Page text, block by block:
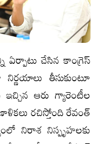
చేసిన కాంగ్రెస్
తీసుకుంటూ
ఇచ్చిన ఆరు గ్యారెంటీల
రచిస్తోంది రేవంత్
నిరాశ నిస్పృహలకు